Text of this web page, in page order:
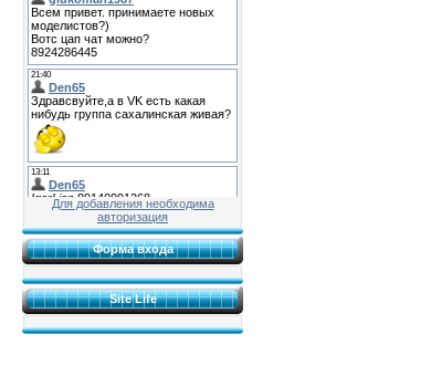
Для добавления необходима
авторизация
Форма входа
Site Life